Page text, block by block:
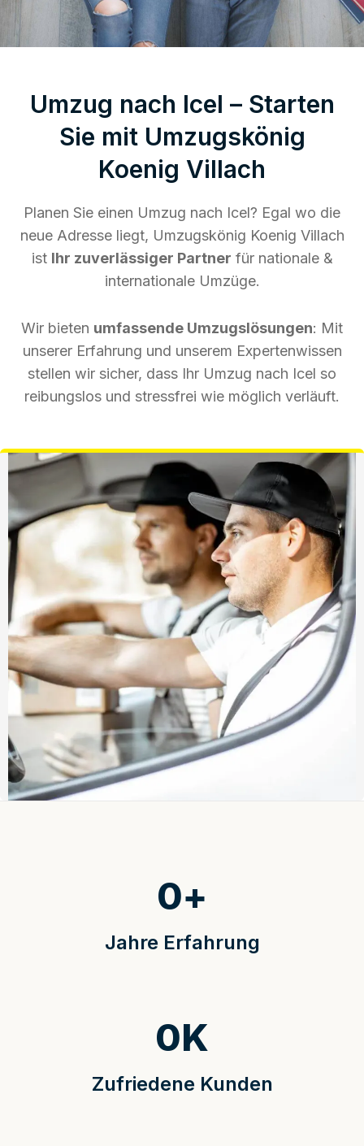
Umzug nach Icel – Starten
Sie mit Umzugskönig
Koenig Villach
Planen Sie einen Umzug nach Icel? Egal wo die
neue Adresse liegt, Umzugskönig Koenig Villach
ist Ihr zuverlässiger Partner für nationale &
internationale Umzüge.
Wir bieten umfassende Umzugslösungen: Mit
unserer Erfahrung und unserem Expertenwissen
stellen wir sicher, dass Ihr Umzug nach Icel so
reibungslos und stressfrei wie möglich verläuft.
Jahre Erfahrung
0+
Zufriedene Kunden
0K